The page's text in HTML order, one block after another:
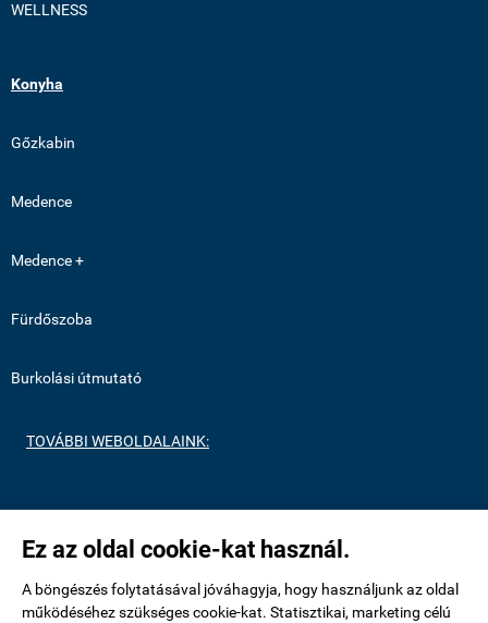
Ez az oldal cookie-kat használ.
A böngészés folytatásával jóváhagyja, hogy használjunk az oldal
működéséhez szükséges cookie-kat. Statisztikai, marketing célú
WELLNESS
Konyha
Gőzkabin
Medence
Medence +
Fürdőszoba
Burkolási útmutató
TOVÁBBI WEBOLDALAINK:
https://metrocsempeshop.hu/